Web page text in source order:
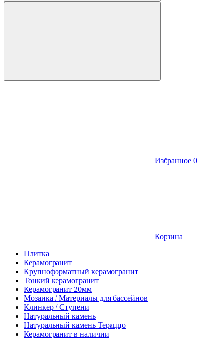
Избранное 0
Корзина
Плитка
Керамогранит
Крупноформатный керамогранит
Тонкий керамогранит
Керамогранит 20мм
Мозаика / Материалы для бассейнов
Клинкер / Ступени
Натуральный камень
Натуральный камень Тераццо
Керамогранит в наличии